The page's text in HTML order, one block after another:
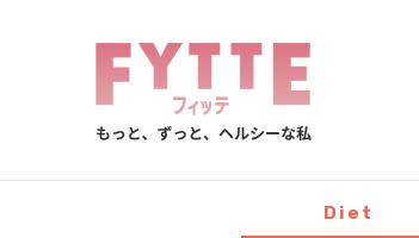
Diet